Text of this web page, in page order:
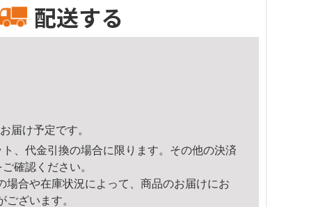
配送する
届け予定です。
、代金引換の場合に限ります。その他の決済
ご確認ください。
合や在庫状況によって、商品のお届けにお
ございます。